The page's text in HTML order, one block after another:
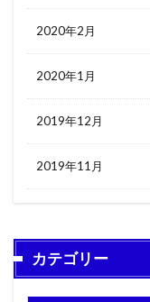
2020年2月
2020年1月
2019年12月
2019年11月
カテゴリー